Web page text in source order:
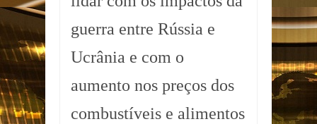
guerra entre Rússia e
Ucrânia e com o
aumento nos preços dos
combustíveis e alimentos